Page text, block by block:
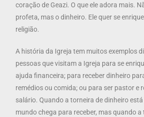
coração de Geazi. O que ele adora mais.
profeta, mas o dinheiro. Ele quer se
religião.
A história da Igreja tem muitos exemplos
pessoas que visitam a Igreja para se
ajuda financeira; para receber dinheiro
remédios ou comida; ou para ser pastor e
salário. Quando a torneira de dinheiro
mundo chega para receber, mas quando